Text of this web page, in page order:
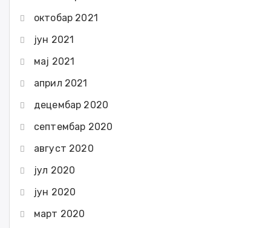
октобар 2021
јун 2021
мај 2021
април 2021
децембар 2020
септембар 2020
август 2020
јул 2020
јун 2020
март 2020